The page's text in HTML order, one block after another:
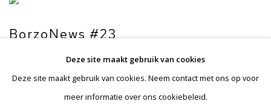
BorzoNews #23
Geer van VeldeDeze site maakt gebruik van cookies
Deze site maakt gebruik van cookies. Neem contact met ons op voor
meer informatie over ons cookiebeleid.